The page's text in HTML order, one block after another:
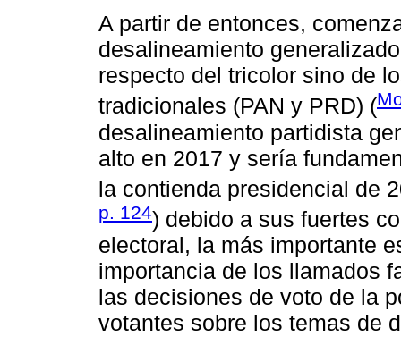
A partir de entonces,
desalineamiento
respecto del tricolor sino de
tradicionales (PAN y PRD) (
desalineamiento partidista
alto en 2017 y sería
la contienda presidencial de
p. 124) debido a sus fuertes
electoral, la más importante
importancia de los llamados
las decisiones de voto de la
votantes sobre los temas de